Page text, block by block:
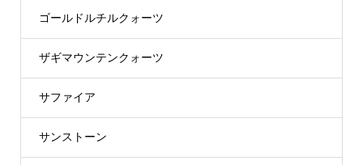
ゴールドルチルクォーツ
ザギマウンテンクォーツ
サファイア
サンストーン